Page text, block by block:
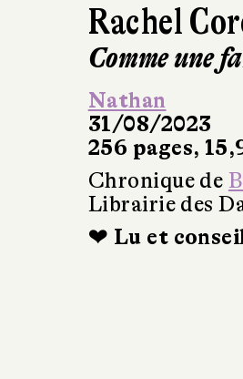
Rachel
Comme une
Nathan
31/08/2023
256 pages,
Chronique de
Librairie des
❤ Lu et